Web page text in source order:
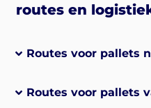
routes en
Routes voor pallets
Routes voor pallets